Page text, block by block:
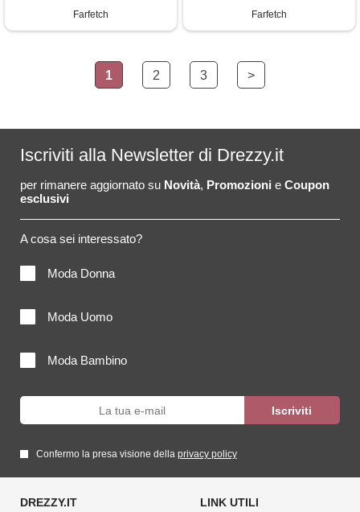
Farfetch
Farfetch
1 2 3 >
Iscriviti alla Newsletter di Drezzy.it
per rimanere aggiornato su Novità, Promozioni e Coupon
esclusivi
A cosa sei interessato?
Moda Donna
Moda Uomo
Moda Bambino
Confermo la presa visione della privacy policy